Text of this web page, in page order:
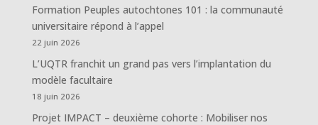
Formation Peuples autochtones 101 : la communauté
universitaire répond à l’appel
22 juin 2026
L’UQTR franchit un grand pas vers l’implantation du
modèle facultaire
18 juin 2026
Projet IMPACT – deuxième cohorte : Mobiliser nos